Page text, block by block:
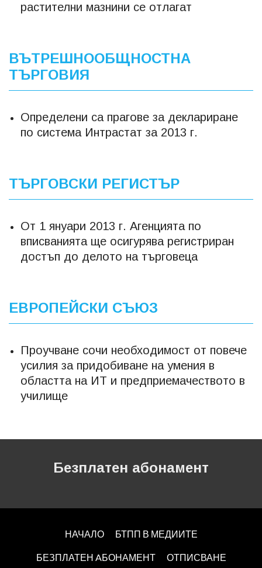
растителни мазнини се отлагат
ВЪТРЕШНООБЩНОСТНА
ТЪРГОВИЯ
Определени са прагове за деклариране
по система Интрастат за 2013 г.
ТЪРГОВСКИ РЕГИСТЪР
От 1 януари 2013 г. Агенцията по
вписванията ще осигурява регистриран
достъп до делото на търговеца
ЕВРОПЕЙСКИ СЪЮЗ
Проучване сочи необходимост от повече
усилия за придобиване на умения в
областта на ИТ и предприемачеството в
училище
Безплатен абонамент
НАЧАЛО БТПП В МЕДИИТЕ
БЕЗПЛАТЕН AБОНАМЕНТ ОТПИСВАНЕ